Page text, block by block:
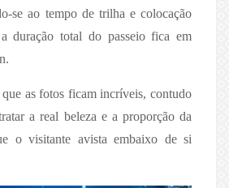
se ao tempo de trilha e colocação
duração total do passeio fica em
as fotos ficam incríveis, contudo
a real beleza e a proporção da
o visitante avista embaixo de si